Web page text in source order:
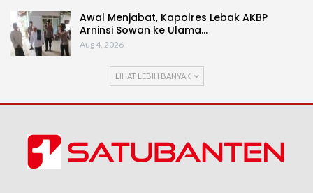
Awal Menjabat, Kapolres Lebak AKBP
Arninsi Sowan ke Ulama…
Aug 4, 2026
LIHAT LEBIH BANYAK